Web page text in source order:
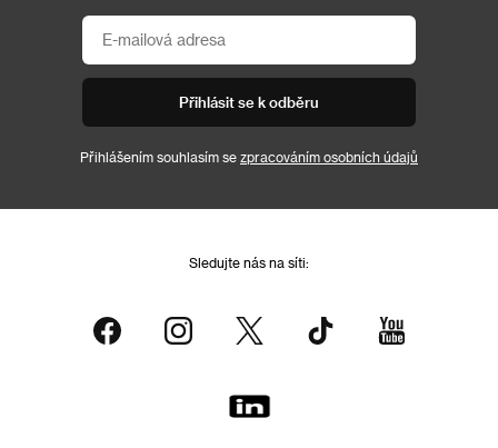
Přihlásit se k odběru
Přihlášením souhlasím se zpracováním osobních údajů
Sledujte nás na síti: